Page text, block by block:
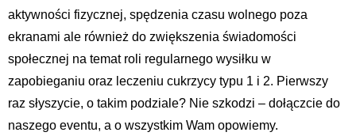
aktywności fizycznej, spędzenia czasu wolnego poza
ekranami ale również do zwiększenia świadomości
społecznej na temat roli regularnego wysiłku w
zapobieganiu oraz leczeniu cukrzycy typu 1 i 2. Pierwszy
raz słyszycie, o takim podziale? Nie szkodzi – dołączcie do
naszego eventu, a o wszystkim Wam opowiemy.